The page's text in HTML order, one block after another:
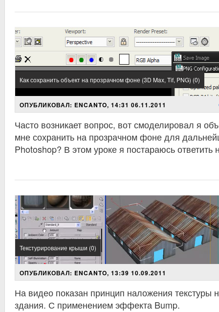
Как сохранить объект на прозрачном фоне (3D Max, Tif, PNG) (0)
ОПУБЛИКОВАЛ: ENCANTO, 14:31 06.11.2011
Часто возникает вопрос, вот смоделировал я
мне сохранить на прозрачном фоне для
Photoshop? В этом уроке я постараюсь
Текстурирование крыши (0)
ОПУБЛИКОВАЛ: ENCANTO, 13:39 10.09.2011
На видео показан принцип наложения текстуры
здания. С применением эффекта Bump.